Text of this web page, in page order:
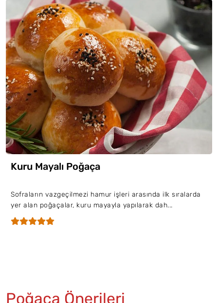
Kuru Mayalı Poğaça
Sofraların vazgeçilmezi hamur işleri arasında ilk sıralarda
yer alan poğaçalar, kuru mayayla yapılarak dah...
Poğaça Önerileri